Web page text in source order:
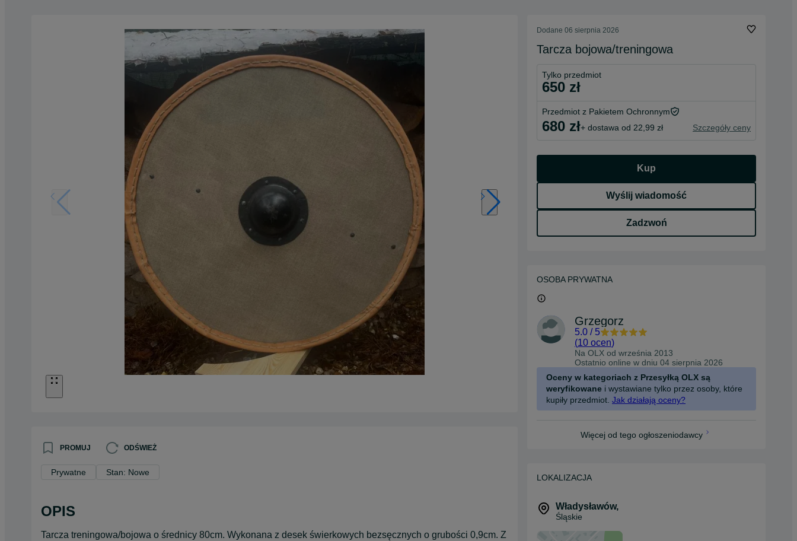
PROMUJ ODŚWIEŻ
Prywatne Stan: Nowe
OPIS
Tarcza treningowa/bojowa o średnicy 80cm. Wykonana z desek świerkowych bezsęcznych o grubości 0,9cm. Z
Dodane 06 sierpnia 2026
Tarcza bojowa/treningowa
Tylko przedmiot
650 zł
Przedmiot z Pakietem Ochronnym
680 zł+ dostawa od 22,99 zł Szczegóły ceny
Kup
Wyślij wiadomość
Zadzwoń
OSOBA PRYWATNA
Grzegorz
5.0 / 5
(10 ocen)
Na OLX od września 2013
Ostatnio online w dniu 04 sierpnia 2026
Oceny w kategoriach z Przesyłką OLX są
weryfikowane i wystawiane tylko przez osoby, które
kupiły przedmiot. Jak działają oceny?
Więcej od tego ogłoszeniodawcy
LOKALIZACJA
Władysławów,
Śląskie